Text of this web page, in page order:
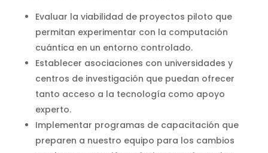
Evaluar la viabilidad de proyectos piloto que
permitan experimentar con la computación
cuántica en un entorno controlado.
Establecer asociaciones con universidades y
centros de investigación que puedan ofrecer
tanto acceso a la tecnología como apoyo
experto.
Implementar programas de capacitación que
preparen a nuestro equipo para los cambios